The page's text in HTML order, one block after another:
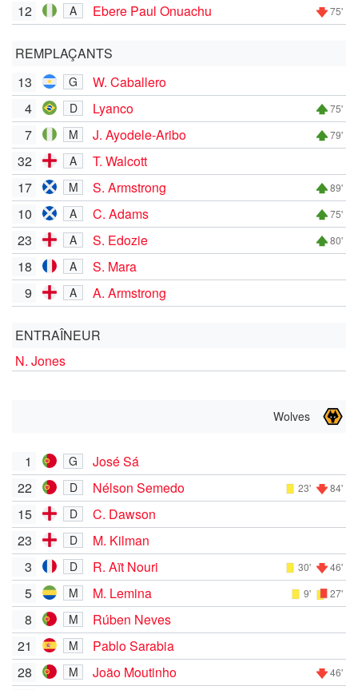
12
A Ebere Paul Onuachu 75'
REMPLAÇANTS
13
G
W. Caballero
4
D Lyanco 75'
7 M J. Ayodele-Aribo 79'
32 A
T. Walcott
17
M S. Armstrong 89'
10 A C. Adams 75'
23 A S. Edozie 80'
18 A
S. Mara
9
A A. Armstrong
ENTRAÎNEUR
N. Jones
Wolves
1 G
José Sá
22
D Nélson Semedo 23' 84'
15 D
C. Dawson
23
D
M. Kilman
3
D R. Aït Nouri 30' 46'
5 M M. Lemina 9' 27'
8 M
Rúben Neves
21
M
Pablo Sarabia
28
M João Moutinho 46'